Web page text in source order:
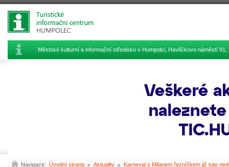
Městské kulturní a informační středisko v Humpolci, Havlíčkovo náměstí
Navigace: Úvodní strana Aktuality Karneval s Milanem řezníčkem již tuto